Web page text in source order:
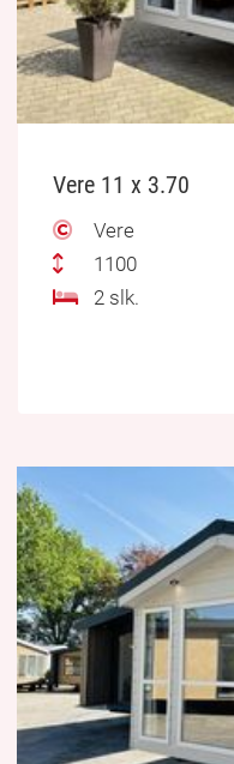
Vere 11 x 3.70
Vere
1100
2 slk.